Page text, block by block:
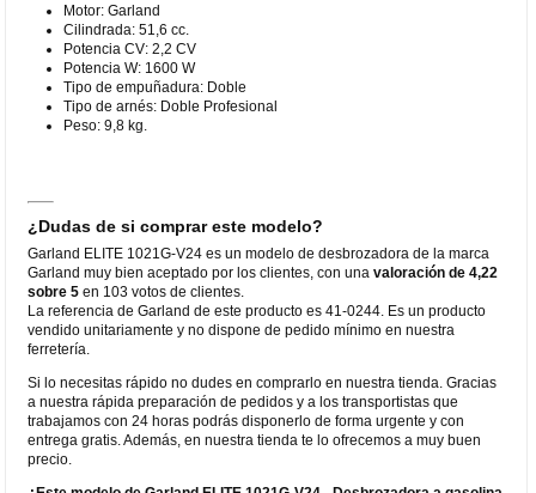
Motor: Garland
Cilindrada: 51,6 cc.
Potencia CV: 2,2 CV
Potencia W: 1600 W
Tipo de empuñadura: Doble
Tipo de arnés: Doble Profesional
Peso: 9,8 kg.
¿Dudas de si comprar este modelo?
Garland ELITE 1021G-V24 es un modelo de desbrozadora de la marca
Garland muy bien aceptado por los clientes, con unavaloración de 4,22
sobre 5 en 103 votos de clientes.
La referencia de Garland de este producto es 41-0244. Es un producto
vendido unitariamente y no dispone de pedido mínimo en nuestra
ferretería.
Si lo necesitas rápido no dudes en comprarlo en nuestra tienda. Gracias
a nuestra rápida preparación de pedidos y a los transportistas que
trabajamos con 24 horas podrás disponerlo de forma urgente y con
entrega gratis. Además, en nuestra tienda te lo ofrecemos a muy buen
precio.